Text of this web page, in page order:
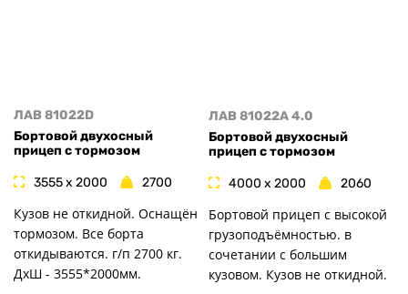
ЛАВ 81022D
Бортовой двухосный
прицеп с тормозом
3555 x 2000 2700
Кузов не откидной. Оснащён
тормозом. Все борта
откидываются. г/п 2700 кг.
ДxШ - 3555*2000мм.
ЛАВ 81022A 4.0
Бортовой двухосный
прицеп с тормозом
4000 x 2000 2060
Бортовой прицеп с высокой
грузоподъёмностью. в
сочетании с большим
кузовом. Кузов не откидной.